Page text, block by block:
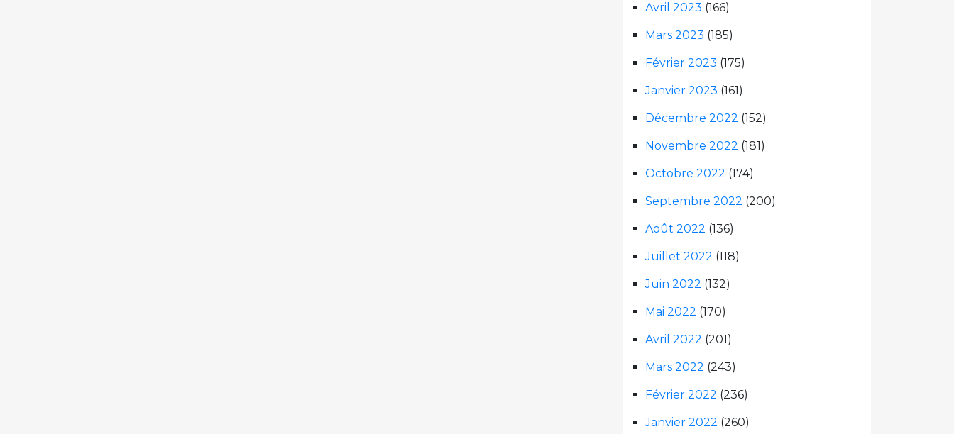
Avril 2023 (166)
Mars 2023 (185)
Février 2023 (175)
Janvier 2023 (161)
Décembre 2022 (152)
Novembre 2022 (181)
Octobre 2022 (174)
Septembre 2022 (200)
Août 2022 (136)
Juillet 2022 (118)
Juin 2022 (132)
Mai 2022 (170)
Avril 2022 (201)
Mars 2022 (243)
Février 2022 (236)
Janvier 2022 (260)